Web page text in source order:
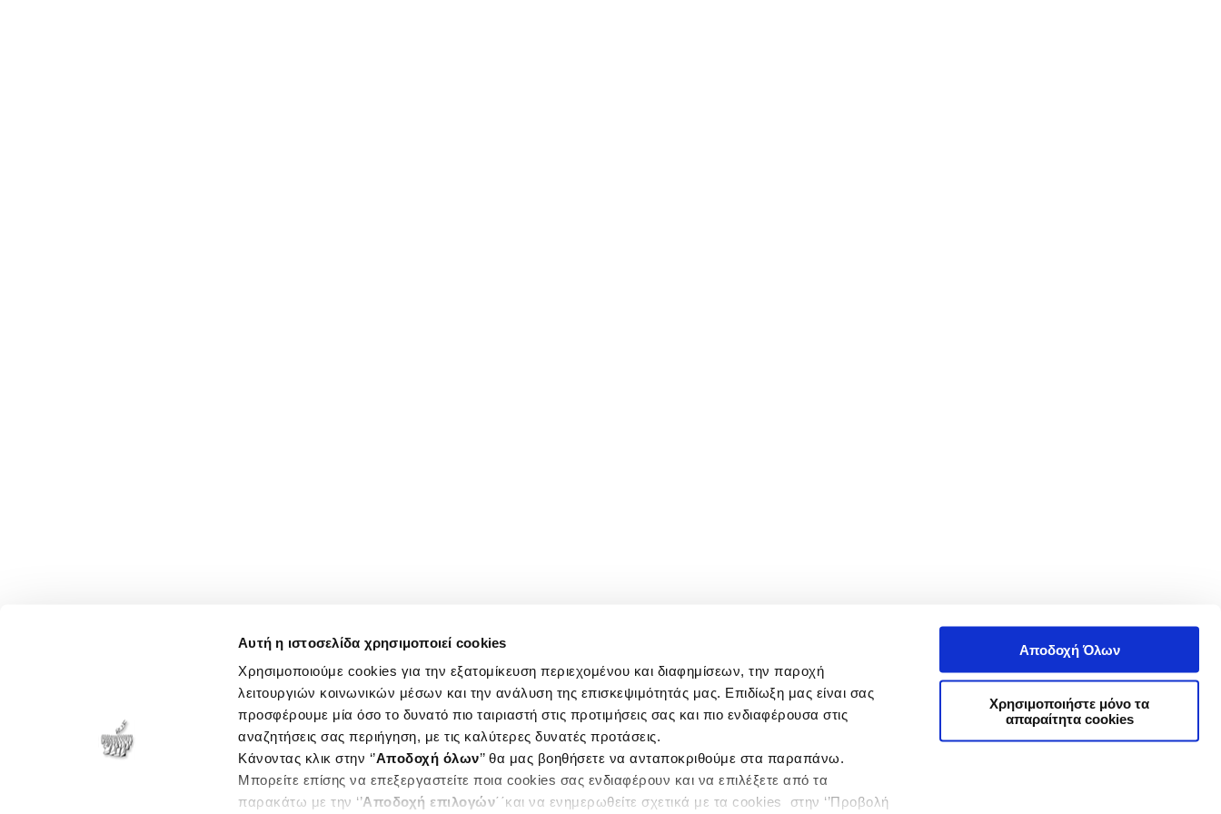
Αυτή η ιστοσελίδα χρησιμοποιεί cookies
Χρησιμοποιούμε cookies για την εξατομίκευση περιεχομένου και διαφημίσεων, την παροχή
λειτουργιών κοινωνικών μέσων και την ανάλυση της επισκεψιμότητάς μας. Επιδίωξη μας είναι σας
προσφέρουμε μία όσο το δυνατό πιο ταιριαστή στις προτιμήσεις σας και πιο ενδιαφέρουσα στις
αναζητήσεις σας περιήγηση, με τις καλύτερες δυνατές προτάσεις.
Κάνοντας κλικ στην ‘’Αποδοχή όλων’’ θα μας βοηθήσετε να ανταποκριθούμε στα παραπάνω.
Μπορείτε επίσης να επεξεργαστείτε ποια cookies σας ενδιαφέρουν και να επιλέξετε από τα
παρακάτω με την ‘’Αποδοχή επιλογών΄΄και να ενημερωθείτε σχετικά με τα cookies στην ‘’Προβολή
Αποδοχή Όλων
Χρησιμοποιήστε μόνο τα
απαραίτητα cookies